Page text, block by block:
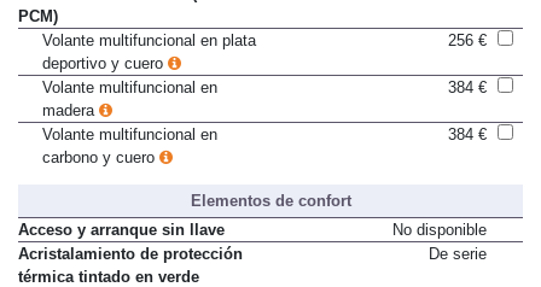
Volante multifuncional (sólo con
PCM)
Volante multifuncional en plata
deportivo y cuero
Volante multifuncional en
madera
Volante multifuncional en
Elementos de confort
Acceso y arranque sin llave
No disponible
Acristalamiento de protección